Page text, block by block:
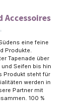
Accessoires
eine feine
Produkte.
Tapenade über
Seifen bis hin
Produkt steht für
werden in
Partner mit
100 %